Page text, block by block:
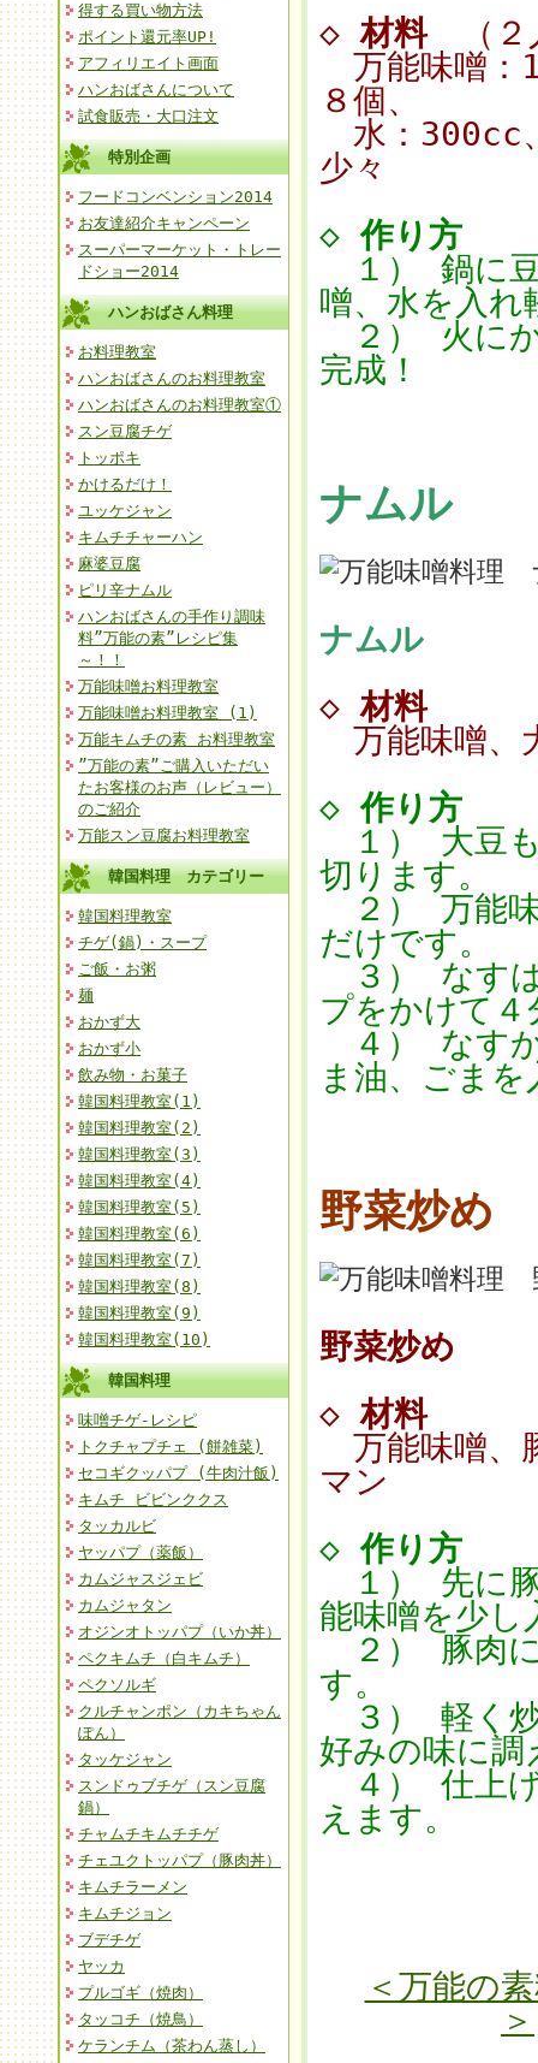
得する買い物方法
ポイント還元率UP!
アフィリエイト画面
ハンおばさんについて
試食販売・大口注文
特別企画
フードコンベンション2014
お友達紹介キャンペーン
スーパーマーケット・トレー
ドショー2014
ハンおばさん料理
お料理教室
ハンおばさんのお料理教室
ハンおばさんのお料理教室①
スン豆腐チゲ
トッポキ
かけるだけ！
ユッケジャン
キムチチャーハン
麻婆豆腐
ピリ辛ナムル
ハンおばさんの手作り調味
料”万能の素”レシピ集
～！！
万能味噌お料理教室
万能味噌お料理教室 (1)
万能キムチの素 お料理教室
”万能の素”ご購入いただい
たお客様のお声（レビュー）
のご紹介
万能スン豆腐お料理教室
韓国料理 カテゴリー
韓国料理教室
チゲ(鍋)・スープ
ご飯・お粥
麺
おかず大
おかず小
飲み物・お菓子
韓国料理教室(1)
韓国料理教室(2)
韓国料理教室(3)
韓国料理教室(4)
韓国料理教室(5)
韓国料理教室(6)
韓国料理教室(7)
韓国料理教室(8)
韓国料理教室(9)
韓国料理教室(10)
韓国料理
味噌チゲ-レシピ
トクチャプチェ (餅雑菜)
セコギクッパプ (牛肉汁飯)
キムチ ビビンククス
タッカルビ
ヤッパプ（薬飯）
カムジャスジェビ
カムジャタン
オジンオトッパプ（いか丼）
ペクキムチ（白キムチ）
ペクソルギ
クルチャンポン（カキちゃん
ぽん）
タッケジャン
スンドゥブチゲ（スン豆腐
鍋）
チャムチキムチチゲ
チェユクトッパプ（豚肉丼）
キムチラーメン
キムチジョン
ブデチゲ
ヤッカ
プルゴギ（焼肉）
タッコチ（焼鳥）
ケランチム（茶わん蒸し）
◇材料（２
万能味噌：
８個、
水：300cc
少々
◇作り方
１） 鍋に豆
噌、水を入れ
２） 火に
完成！
ナムル
ナムル
◇材料
万能味噌、
◇作り方
１） 大豆も
切ります。
２） 万能味
だけです。
３） なすは
プをかけて
４） なすか
ま油、ごま
野菜炒め
野菜炒め
◇材料
万能味噌、
マン
◇作り方
１） 先に豚
能味噌を少し
２） 豚肉に
す。
３） 軽く炒
好みの味に調
４） 仕上げ
えます。
＜万能の
＞